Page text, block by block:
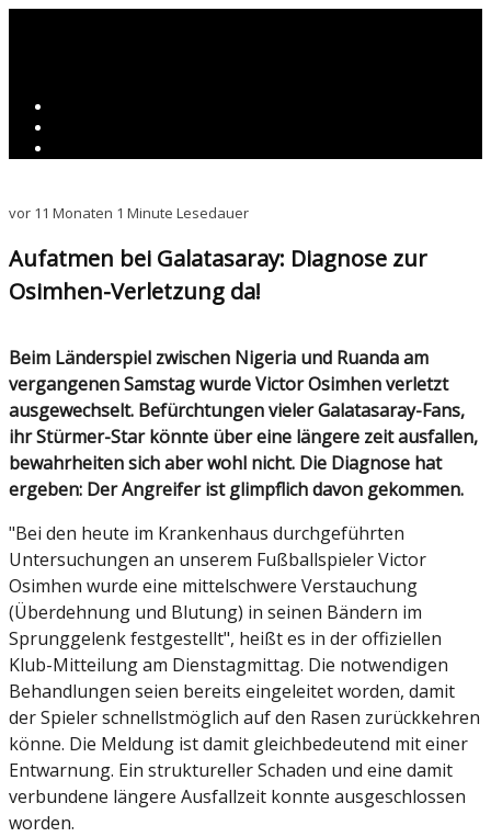
vor 11 Monaten 1 Minute Lesedauer
Aufatmen bei Galatasaray: Diagnose zur
Osimhen-Verletzung da!
Beim Länderspiel zwischen Nigeria und Ruanda am
vergangenen Samstag wurde Victor Osimhen verletzt
ausgewechselt. Befürchtungen vieler Galatasaray-Fans,
ihr Stürmer-Star könnte über eine längere zeit ausfallen,
bewahrheiten sich aber wohl nicht. Die Diagnose hat
ergeben: Der Angreifer ist glimpflich davon gekommen.
"Bei den heute im Krankenhaus durchgeführten
Untersuchungen an unserem Fußballspieler Victor
Osimhen wurde eine mittelschwere Verstauchung
(Überdehnung und Blutung) in seinen Bändern im
Sprunggelenk festgestellt", heißt es in der offiziellen
Klub-Mitteilung am Dienstagmittag. Die notwendigen
Behandlungen seien bereits eingeleitet worden, damit
der Spieler schnellstmöglich auf den Rasen zurückkehren
könne. Die Meldung ist damit gleichbedeutend mit einer
Entwarnung. Ein struktureller Schaden und eine damit
verbundene längere Ausfallzeit konnte ausgeschlossen
worden.